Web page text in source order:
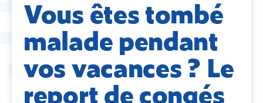
Vous êtes tombé
malade pendant
vos vacances ? Le
report de congés